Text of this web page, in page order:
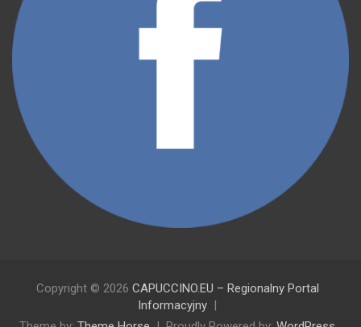
Copyright © 2026 CAPUCCINO.EU – Regionalny Portal
Informacyjny